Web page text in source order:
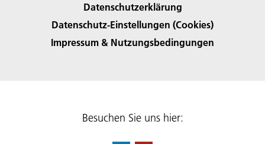
Datenschutzerklärung
Datenschutz-Einstellungen (Cookies)
Impressum & Nutzungsbedingungen
Besuchen Sie uns hier: